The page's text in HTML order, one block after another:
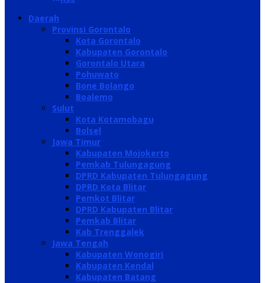
Daerah
Provinsi Gorontalo
Kota Gorontalo
Kabupaten Gorontalo
Gorontalo Utara
Pohuwato
Bone Bolango
Boalemo
Sulut
Kota Kotamobagu
Bolsel
Jawa Timur
Kabupaten Mojokerto
Pemkab Tulungagung
DPRD Kabupaten Tulungagung
DPRD Kota Blitar
Pemkot Blitar
DPRD Kabupaten Blitar
Pemkab Blitar
Kab Trenggalek
Jawa Tengah
Kabupaten Wonogiri
Kabupaten Kendal
Kabupaten Batang